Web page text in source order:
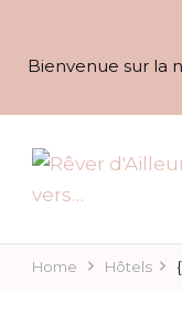
Bienvenue sur la
Rêver
BLOG VOYAGES
Home Hôtels